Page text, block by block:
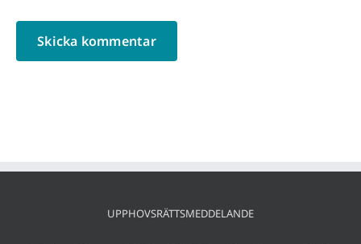
UPPHOVSRÄTTSMEDDELANDE